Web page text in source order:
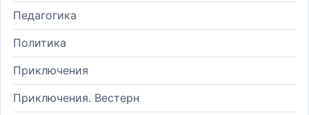
Педагогика
Политика
Приключения
Приключения. Вестерн